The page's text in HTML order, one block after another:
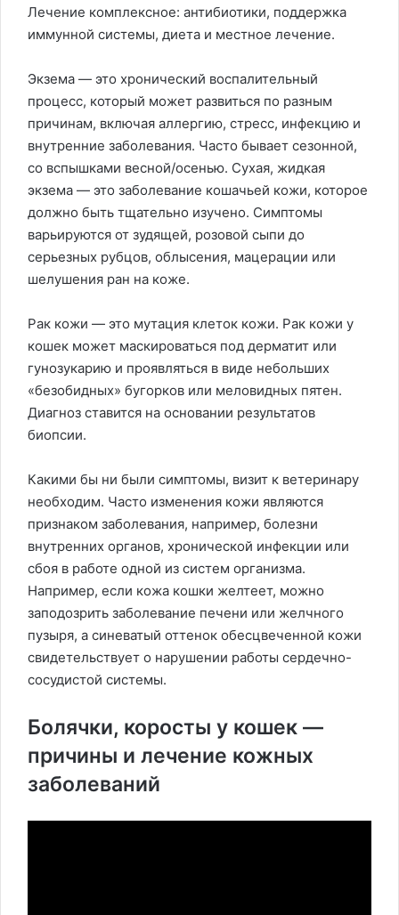
Лечение комплексное: антибиотики, поддержка
иммунной системы, диета и местное лечение.
Экзема — это хронический воспалительный
процесс, который может развиться по разным
причинам, включая аллергию, стресс, инфекцию и
внутренние заболевания. Часто бывает сезонной,
со вспышками весной/осенью. Сухая, жидкая
экзема — это заболевание кошачьей кожи, которое
должно быть тщательно изучено. Симптомы
варьируются от зудящей, розовой сыпи до
серьезных рубцов, облысения, мацерации или
шелушения ран на коже.
Рак кожи — это мутация клеток кожи. Рак кожи у
кошек может маскироваться под дерматит или
гунозукарию и проявляться в виде небольших
«безобидных» бугорков или меловидных пятен.
Диагноз ставится на основании результатов
биопсии.
Какими бы ни были симптомы, визит к ветеринару
необходим. Часто изменения кожи являются
признаком заболевания, например, болезни
внутренних органов, хронической инфекции или
сбоя в работе одной из систем организма.
Например, если кожа кошки желтеет, можно
заподозрить заболевание печени или желчного
пузыря, а синеватый оттенок обесцвеченной кожи
свидетельствует о нарушении работы сердечно-
сосудистой системы.
Болячки, коросты у кошек —
причины и лечение кожных
заболеваний